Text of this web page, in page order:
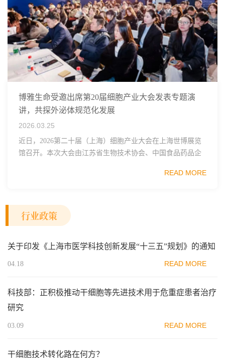
博雅生命受邀出席第20届细胞产业大会发表专题演
讲，共探外泌体规范化发展
2026.03.25
近日，2026第二十届（上海）细胞产业大会在上海世博展览
馆召开。本次大会由江苏省生物技术协会、中国食品药品企
范区生物医药行业协会、瑞士日内瓦长寿科学...
READ MORE
行业政策
关于印发《上海市医学科技创新发展“十三五”规划》的通知
04.18 READ MORE
科技部：正积极推动干细胞等先进技术用于危重症患者治疗
研究
03.09 READ MORE
干细胞技术转化路在何方？